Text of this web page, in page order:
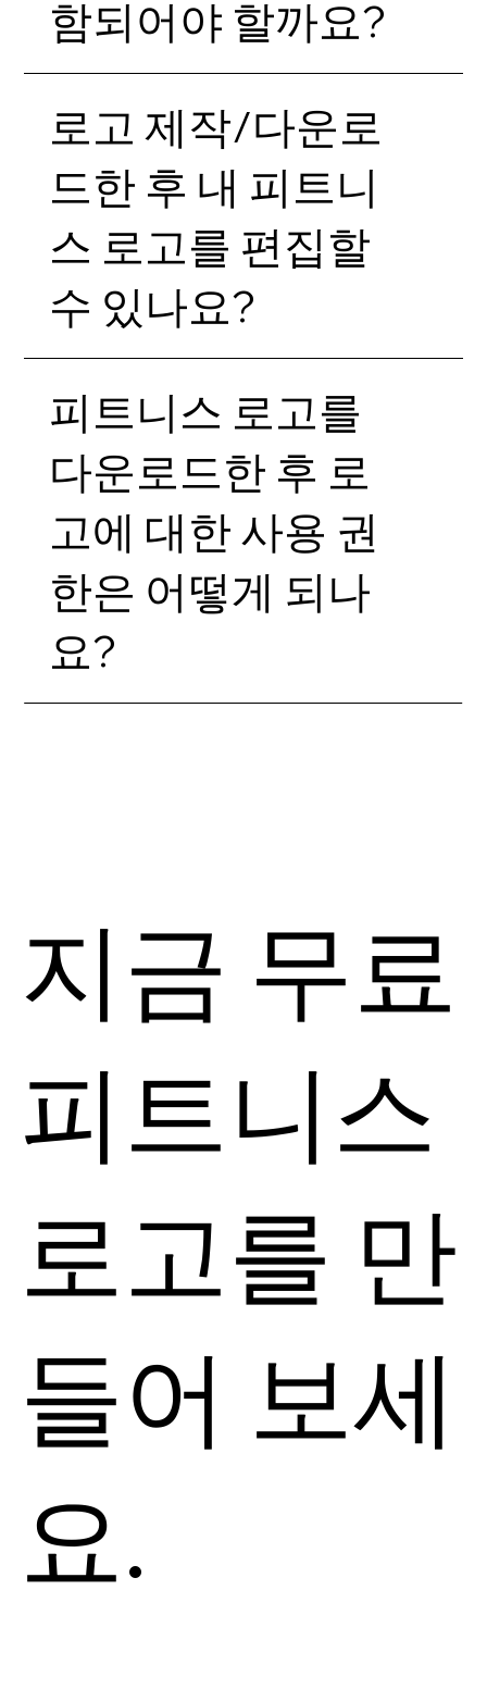
함되어야 할까요?
로고 제작/다운로
드한 후 내 피트니
스 로고를 편집할
수 있나요?
피트니스 로고를
다운로드한 후 로
고에 대한 사용 권
한은 어떻게 되나
요?
지금 무료
피트니스
로고를 만
들어 보세
요.